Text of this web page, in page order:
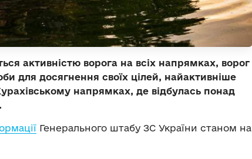
активністю ворога на всіх напрямках, ворог
для досягнення своїх цілей, найактивніше
напрямках, де відбулась понад
Генерального штабу ЗС України станом на